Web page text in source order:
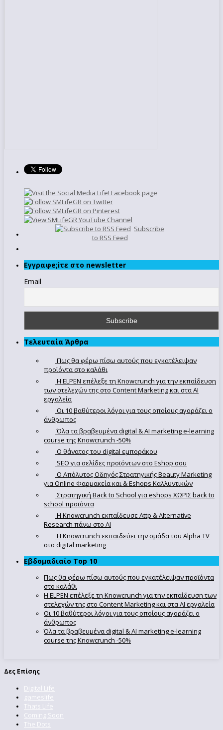
Subscribe
to RSS Feed
Εγγραφe;iτε στο newsletter
Email
Τελευταία Άρθρα
Πως θα φέρω πίσω αυτούς που εγκατέλειψαν
προϊόντα στο καλάθι
Η ELPEN επέλεξε τη Knowcrunch για την εκπαίδευση
των στελεχών της στο Content Marketing και στα AI
εργαλεία
Οι 10 βαθύτεροι λόγοι για τους οποίους αγοράζει ο
άνθρωπος
Όλα τα βραβευμένα digital & AI marketing e-learning
course της Knowcrunch -50%
Ο θάνατος του digital εμποράκου
SEO για σελίδες προϊόντων στο Eshop σου
Ο Απόλυτoς Οδηγός Στρατηγικής Beauty Marketing
για Online Φαρμακεία και & Eshops Καλλυντικών
Στρατηγική Back to School για eshops ΧΩΡΙΣ back to
school προϊόντα
Η Knowcrunch εκπαίδευσε Attp & Alternative
Research πάνω στο ΑΙ
Η Knowcrunch εκπαιδεύει την ομάδα του Alpha TV
στο digital marketing
Εβδομαδιαίο Top 10
Πως θα φέρω πίσω αυτούς που εγκατέλειψαν προϊόντα
στο καλάθι
Η ELPEN επέλεξε τη Knowcrunch για την εκπαίδευση των
στελεχών της στο Content Marketing και στα AI εργαλεία
Οι 10 βαθύτεροι λόγοι για τους οποίους αγοράζει ο
άνθρωπος
Όλα τα βραβευμένα digital & AI marketing e-learning
course της Knowcrunch -50%
Δες Επίσης
Digital Life
gameslife
Thats Life
Coming Soon
The Dots